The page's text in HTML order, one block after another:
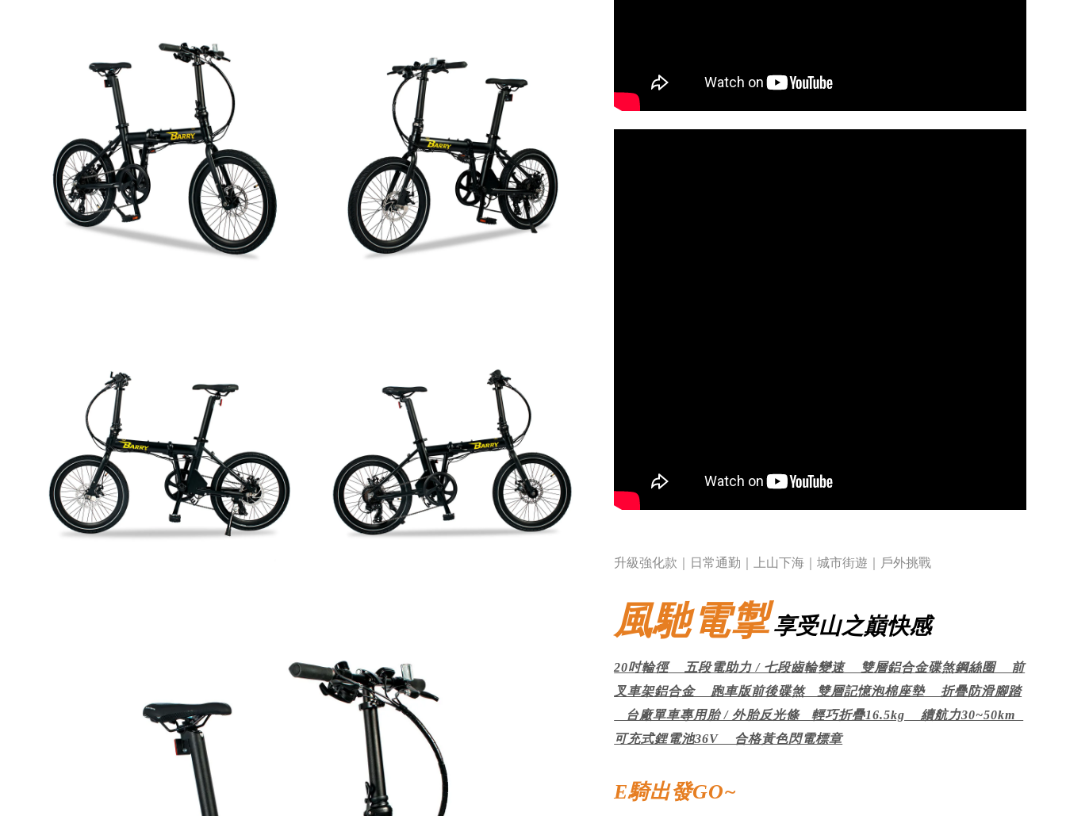
升級強化款｜日常通勤｜上山下海｜城市街遊｜戶外挑戰
風馳電掣享受山之巔快感
20吋輪徑 五段電助力 / 七段齒輪變速 雙層鋁合金碟煞鋼絲圈 前
叉車架鋁合金 跑車版前後碟煞 雙層記憶泡棉座墊 折疊防滑腳踏
台廠單車專用胎 / 外胎反光條 輕巧折疊16.5kg 續航力30~50km
可充式鋰電池36V 合格黃色閃電標章
E騎出發GO~